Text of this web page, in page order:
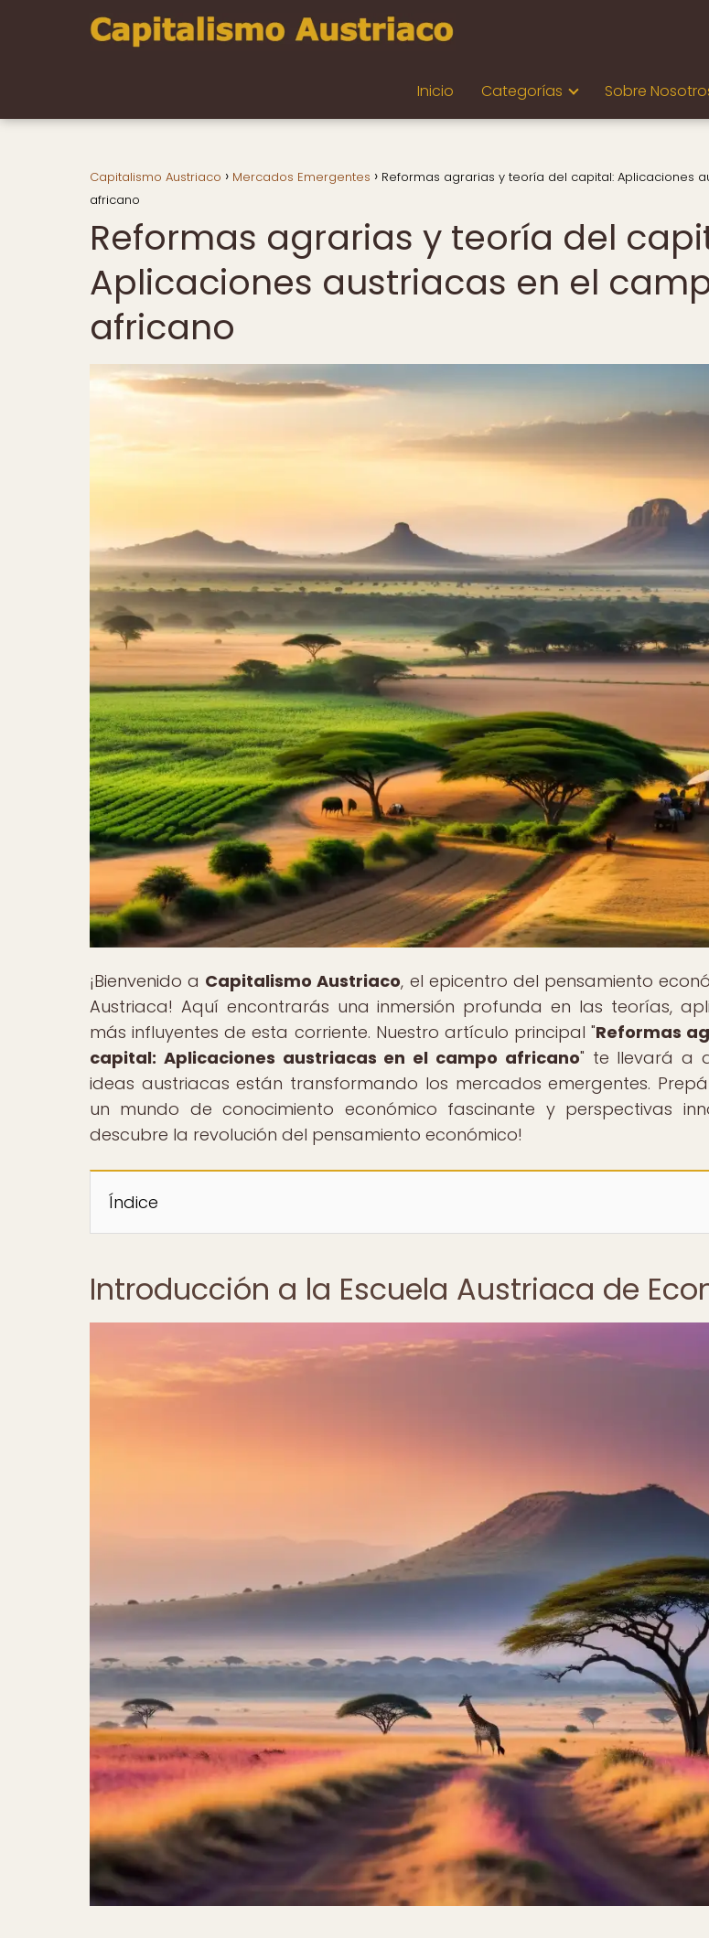
Inicio Categorías Sobre
Capitalismo Austriaco Mercados Emergentes
Reformas agrarias y teoría del capital: Aplicaciones
africano
Reformas agrarias y teoría del
Aplicaciones austriacas en el
africano
¡Bienvenido a Capitalismo Austriaco, el epicentro del pensamiento
Austriaca! Aquí encontrarás una inmersión profunda en las teorías,
más influyentes de esta corriente. Nuestro artículo principal "Reformas
capital: Aplicaciones austriacas en el campo africano" te llevará a
ideas austriacas están transformando los mercados emergentes.
un mundo de conocimiento económico fascinante y perspectivas
descubre la revolución del pensamiento económico!
Índice
Introducción a la Escuela Austriaca de